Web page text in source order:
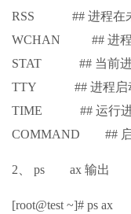
RSS ## 进程在未
WCHAN ## 进程
STAT ## 当前进
TTY ## 进程启动
TIME ## 运行进
COMMAND ## 启
2、 ps ax 输出
[root@test ~]# ps ax